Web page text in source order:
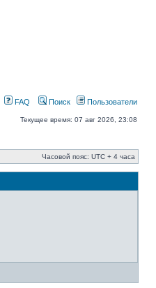
FAQ Поиск Пользователи
Текущее время: 07 авг 2026, 23:08
Часовой пояс: UTC + 4 часа